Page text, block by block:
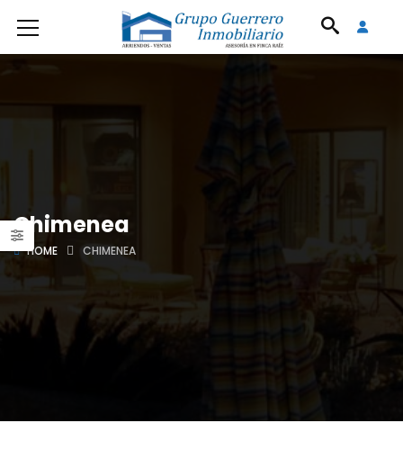
Chimenea
HOME CHIMENEA